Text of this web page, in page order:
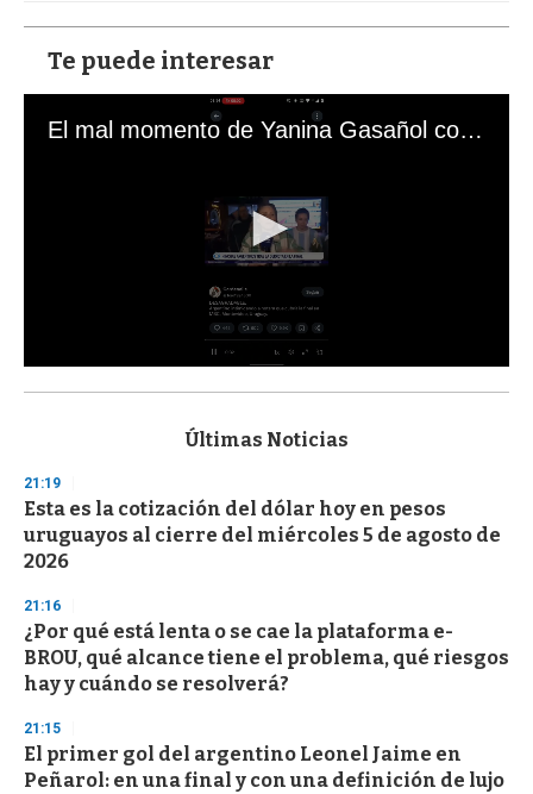
Te puede interesar
El mal momento de Yanina Gasañol con un hincha argentino en "Subrayado"
s
d
s
o
f
3
s
c
o
n
Últimas Noticias
21:19
Esta es la cotización del dólar hoy en pesos
uruguayos al cierre del miércoles 5 de agosto de
2026
21:16
¿Por qué está lenta o se cae la plataforma e-
BROU, qué alcance tiene el problema, qué riesgos
hay y cuándo se resolverá?
21:15
El primer gol del argentino Leonel Jaime en
Peñarol: en una final y con una definición de lujo